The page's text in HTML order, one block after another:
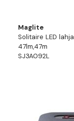
Maglite
Solitaire LED
47lm,47m
SJ3A092L